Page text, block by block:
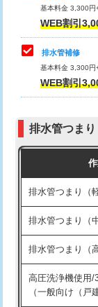
コンクリート斫
モルタル補修（
モルタル補修（
追加人工
※給水管工事は
式）)
交換・取付(混合
式・ワンホール）)
交換・取付(排
交換・取付（そ
持込商品取付（
持込商品取付（
持込商品取付（
給水管工事※（
給水管工事※（
給水管工事※（
基本料金 3,300
WEB割引
排水管補修
基本料金 3,300
WEB割引
排水管つま
排水管つまり（
排水管つまり（
排水管つまり（
高圧洗浄機使用/
（一般向け（戸